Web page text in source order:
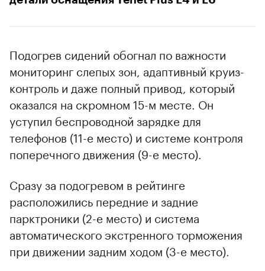
Подогрев сидений обогнал по важности
мониторинг слепых зон, адаптивный круиз-
контроль и даже полный привод, который
оказался на скромном 15-м месте. Он
уступил беспроводной зарядке для
телефонов (11-е место) и системе контроля
поперечного движения (9-е место).
Сразу за подогревом в рейтинге
расположились передние и задние
парктроники (2-е место) и система
автоматического экстренного торможения
при движении задним ходом (3-е место).